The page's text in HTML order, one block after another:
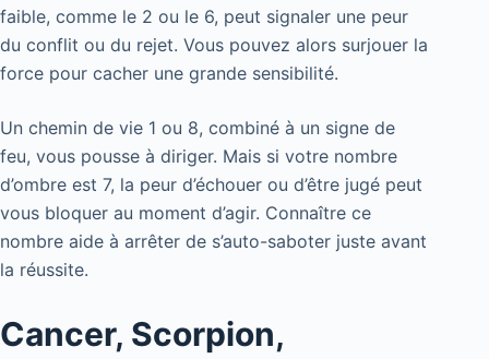
faible, comme le 2 ou le 6, peut signaler une peur
du conflit ou du rejet. Vous pouvez alors surjouer la
force pour cacher une grande sensibilité.
Un chemin de vie 1 ou 8, combiné à un signe de
feu, vous pousse à diriger. Mais si votre nombre
d’ombre est 7, la peur d’échouer ou d’être jugé peut
vous bloquer au moment d’agir. Connaître ce
nombre aide à arrêter de s’auto-saboter juste avant
la réussite.
Cancer, Scorpion,